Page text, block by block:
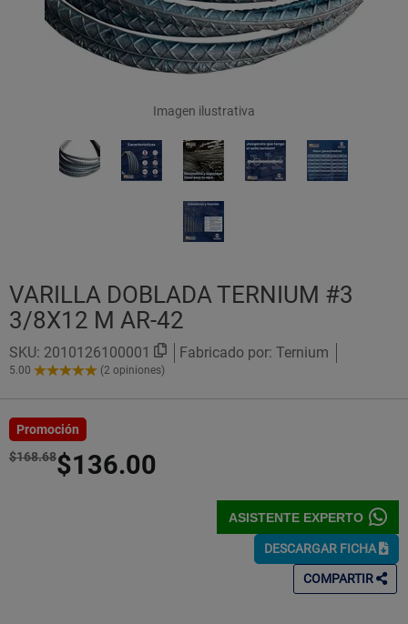
Imagen ilustrativa
VARILLA DOBLADA TERNIUM #3
3/8X12 M AR-42
SKU: 2010126100001 Fabricado por: Ternium
5.00
5.00
Estrellas!
(2 opiniones)
Promoción
$168.68$136.00
ASISTENTE EXPERTO
DESCARGAR FICHA
COMPARTIR